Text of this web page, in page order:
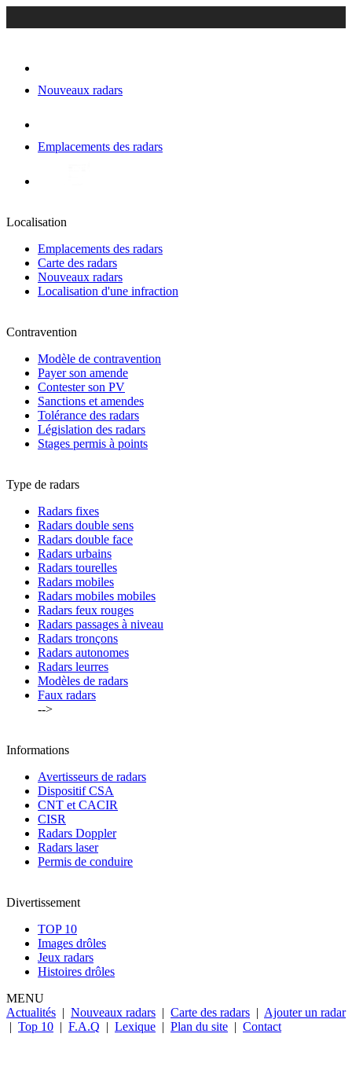
Nouveaux radars
Emplacements des radars
Localisation
Emplacements des radars
Carte des radars
Nouveaux radars
Localisation d'une infraction
Contravention
Modèle de contravention
Payer son amende
Contester son PV
Sanctions et amendes
Tolérance des radars
Législation des radars
Stages permis à points
Type de radars
Radars fixes
Radars double sens
Radars double face
Radars urbains
Radars tourelles
Radars mobiles
Radars mobiles mobiles
Radars feux rouges
Radars passages à niveau
Radars tronçons
Radars autonomes
Radars leurres
Modèles de radars
Faux radars
-->
Informations
Avertisseurs de radars
Dispositif CSA
CNT et CACIR
CISR
Radars Doppler
Radars laser
Permis de conduire
Divertissement
TOP 10
Images drôles
Jeux radars
Histoires drôles
MENU
Actualités | Nouveaux radars | Carte des radars | Ajouter un radar
| Top 10 | F.A.Q | Lexique | Plan du site | Contact